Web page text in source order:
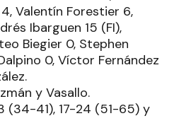
Valentín Forestier 6,
Ibarguen 15 (FI),
Biegier 0, Stephen
0, Víctor Fernández
y Vasallo.
(34-41), 17-24 (51-65) y